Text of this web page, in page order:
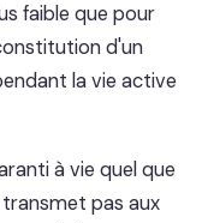
faible que pour
d'un
la vie active
à vie quel que
transmet pas aux